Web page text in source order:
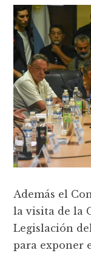
Además el
la visita de la
Legislación
para exponer